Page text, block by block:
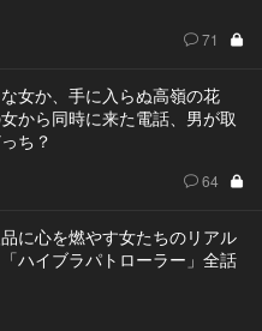
71
女か、手に入らぬ高嶺の花
から同時に来た電話、男が取
ち？
64
に心を燃やす女たちのリアル
ハイブラパトローラー」全話